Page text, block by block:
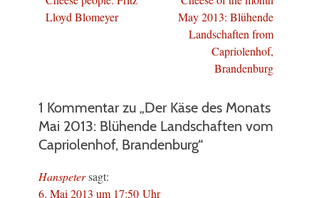
Beitrag:
Lloyd Blomeyer
Beitrag:
May 2013: Blühende
Landschaften from
Capriolenhof,
Brandenburg
1 Kommentar zu „Der Käse des Monats
Mai 2013: Blühende Landschaften vom
Capriolenhof, Brandenburg“
Hanspetersagt:
6. Mai 2013 um 17:50 Uhr